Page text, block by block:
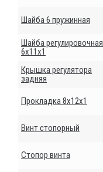
Шайба 6 пружинная
Шайба регулировочная
6х11х1
Крышка регулятора
задняя
Прокладка 8х12х1
Винт стопорный
Стопор винта